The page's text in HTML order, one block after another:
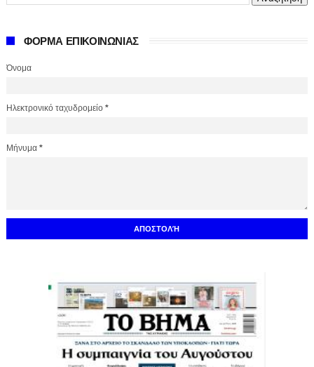
ΦΟΡΜΑ ΕΠΙΚΟΙΝΩΝΙΑΣ
Όνομα
Ηλεκτρονικό ταχυδρομείο *
Μήνυμα *